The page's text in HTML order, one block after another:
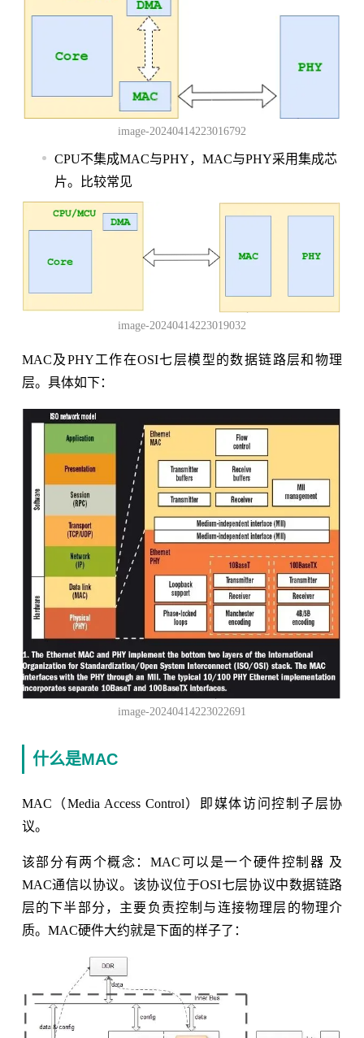
image-20240414223016792
CPU不集成MAC与PHY，MAC与PHY采用集成芯
片。比较常见
image-20240414223019032
MAC及PHY工作在OSI七层模型的数据链路层和物理
层。具体如下：
image-20240414223022691
什么是MAC
MAC（Media Access Control）即媒体访问控制子层协
议。
该部分有两个概念：MAC可以是一个硬件控制器 及
MAC通信以协议。该协议位于OSI七层协议中数据链路
层的下半部分，主要负责控制与连接物理层的物理介
质。MAC硬件大约就是下面的样子了：